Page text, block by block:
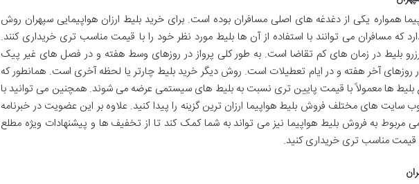
همواره یکی از دغدغه های اصلی مسافران بوده است. برای خرید بلیط ارزان هواپیمایی سپهران روش
که مسافران می توانند با استفاده از آن ها بلیط مورد نظر خود را با قیمت مناسب تری خریداری کنند.
بلیط در زمان های کم تقاضا است. به طور کلی پرواز در روزهای وسط هفته و در فصل های غیر پیک
در روزهای آخر هفته و در ایام تعطیلات است. روش دیگر خرید بلیط چارتر یا لحظه آخری است. همانطور که
بلیط ها معمولاً با قیمت پایین تری نسبت به بلیط های سیستمی عرضه می شوند. همچنین می توانید با
سایت های مختلف فروش بلیط هواپیما ارزان ترین گزینه را پیدا کنید. علاوه بر این عضویت در خبرنامه
مربوط به فروش بلیط هواپیما نیز می تواند به شما کمک کند تا از تخفیف ها و پیشنهادات ویژه مطلع
قیمت مناسب تری خریداری کنید.